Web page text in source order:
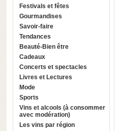
Festivals et fêtes
Gourmandises
Savoir-faire
Tendances
Beauté-Bien être
Cadeaux
Concerts et spectacles
Livres et Lectures
Mode
Sports
Vins et alcools (à consommer
avec modération)
Les vins par région